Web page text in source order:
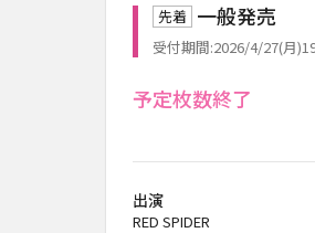
先着 一般発売
受付期間:2026/4/27(月
予定枚数終了
出演
RED SPIDER